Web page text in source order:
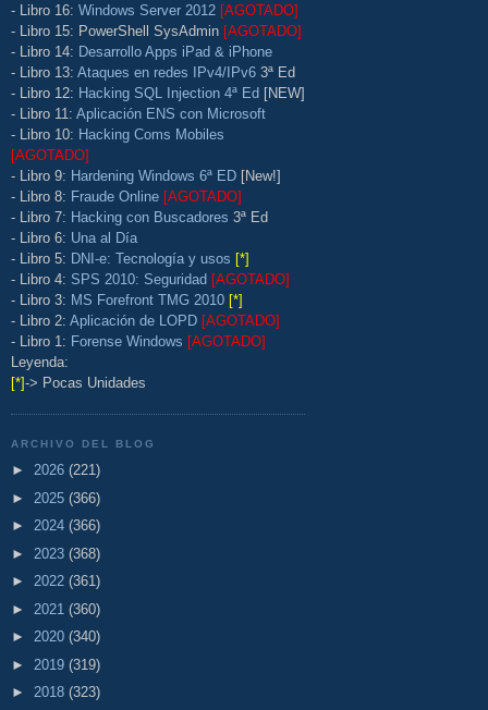
- Libro 16: Windows Server 2012 [AGOTADO]
- Libro 15: PowerShell SysAdmin [AGOTADO]
- Libro 14: Desarrollo Apps iPad & iPhone
- Libro 13: Ataques en redes IPv4/IPv6 3ª Ed
- Libro 12: Hacking SQL Injection 4ª Ed [NEW]
- Libro 11: Aplicación ENS con Microsoft
- Libro 10: Hacking Coms Mobiles
[AGOTADO]
- Libro 9: Hardening Windows 6ª ED [New!]
- Libro 8: Fraude Online [AGOTADO]
- Libro 7: Hacking con Buscadores 3ª Ed
- Libro 6: Una al Día
- Libro 5: DNI-e: Tecnología y usos [*]
- Libro 4: SPS 2010: Seguridad [AGOTADO]
- Libro 3: MS Forefront TMG 2010 [*]
- Libro 2: Aplicación de LOPD [AGOTADO]
- Libro 1: Forense Windows [AGOTADO]
Leyenda:
[*]-> Pocas Unidades
ARCHIVO DEL BLOG
► 2026 (221)
► 2025 (366)
► 2024 (366)
► 2023 (368)
► 2022 (361)
► 2021 (360)
► 2020 (340)
► 2019 (319)
► 2018 (323)